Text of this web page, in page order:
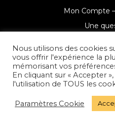
Mon Compte –
Une
©
Mentions Légales –
Nous utilisons des cookies
vous offrir l'expérience la
mémorisant vos
En cliquant sur « Accepter
l'utilisation de TOUS les
Paramètres Cookie